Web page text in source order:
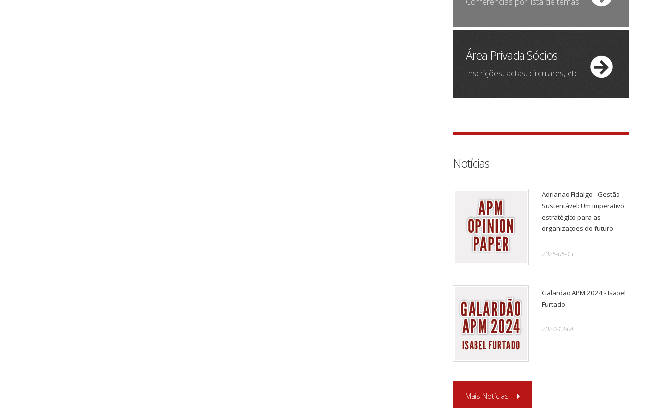
Área Privada Sócios
Inscrições, actas, circulares, etc.
Notícias
Adrianao Fidalgo - Gestão
Sustentável: Um imperativo
estratégico para as
organizações do futuro
2025-05-13
Galardão APM 2024 - Isabel
Furtado
...
2024-12-04
Mais Notícias